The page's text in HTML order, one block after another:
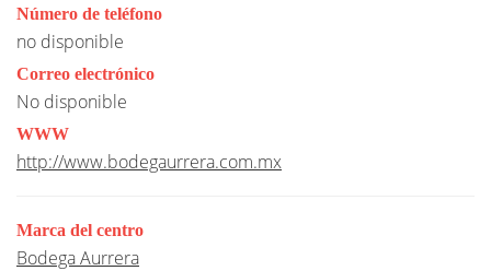
Número de teléfono
no disponible
Correo electrónico
No disponible
WWW
http://www.bodegaurrera.com.mx
Marca del centro
Bodega Aurrera